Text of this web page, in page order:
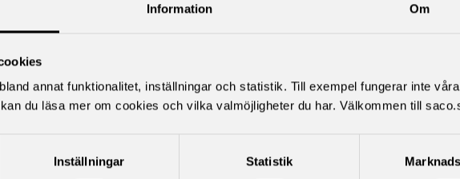
Information Om
annat funktionalitet, inställningar och statistik. Till exempel fungerar inte
du läsa mer om cookies och vilka valmöjligheter du har. Välkommen till
Inställningar Statistik
av den
resultatet
fack och
annat lön,